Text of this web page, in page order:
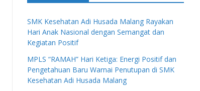
SMK Kesehatan Adi Husada Malang Rayakan
Hari Anak Nasional dengan Semangat dan
Kegiatan Positif
MPLS “RAMAH” Hari Ketiga: Energi Positif dan
Pengetahuan Baru Warnai Penutupan di SMK
Kesehatan Adi Husada Malang